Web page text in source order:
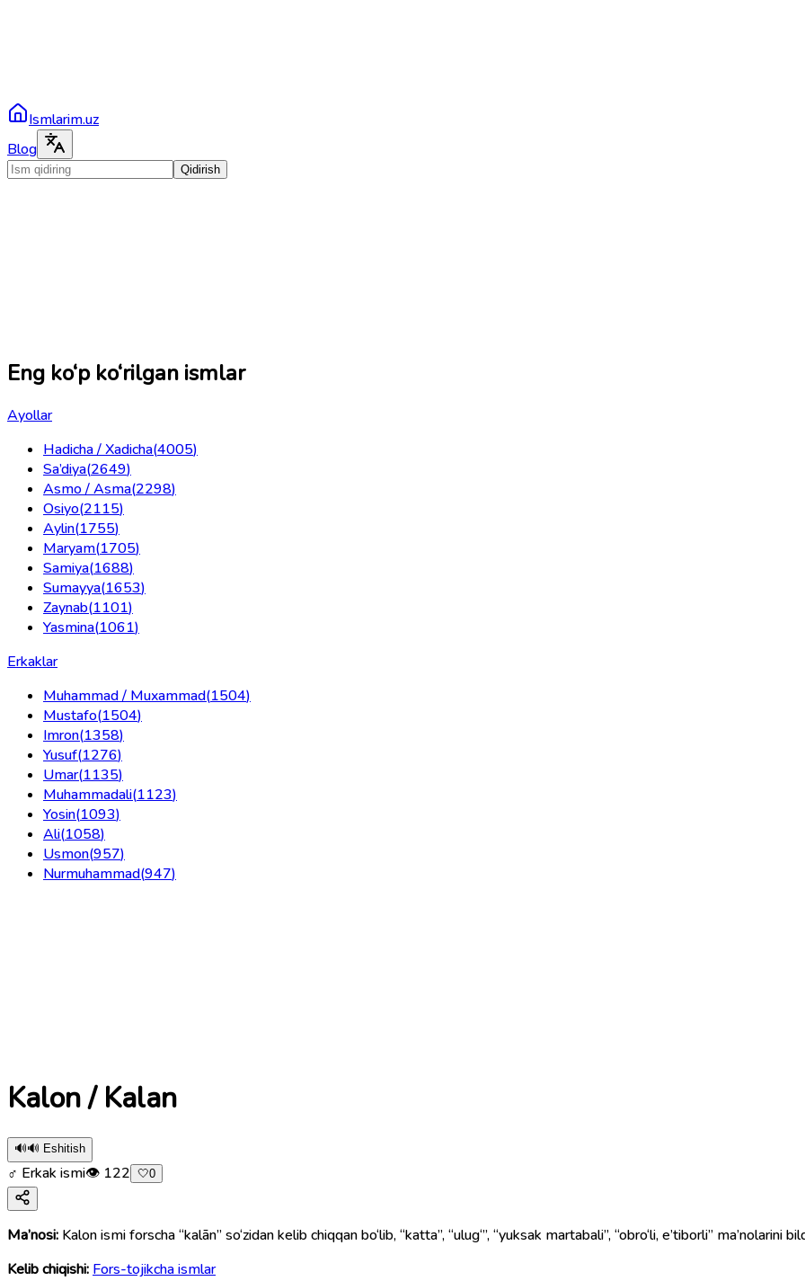
Ismlarim.uz
Blog
Qidirish
Eng ko‘p ko‘rilgan ismlar
Ayollar
Hadicha / Xadicha(4005)
Sa’diya(2649)
Asmo / Asma(2298)
Osiyo(2115)
Aylin(1755)
Maryam(1705)
Samiya(1688)
Sumayya(1653)
Zaynab(1101)
Yasmina(1061)
Erkaklar
Muhammad / Muxammad(1504)
Mustafo(1504)
Imron(1358)
Yusuf(1276)
Umar(1135)
Muhammadali(1123)
Yosin(1093)
Ali(1058)
Usmon(957)
Nurmuhammad(947)
Kalon / Kalan
🔊🔊 Eshitish
♂ Erkak ismi👁 122 🤍0
Ma’nosi: Kalon ismi forscha “kalān” so‘zidan kelib chiqqan bo‘lib, “katta”, “ulug‘”, “yuksak martabali”, “obro‘li, e’tiborli” ma’nolarini
Kelib chiqishi: Fors-tojikcha ismlar